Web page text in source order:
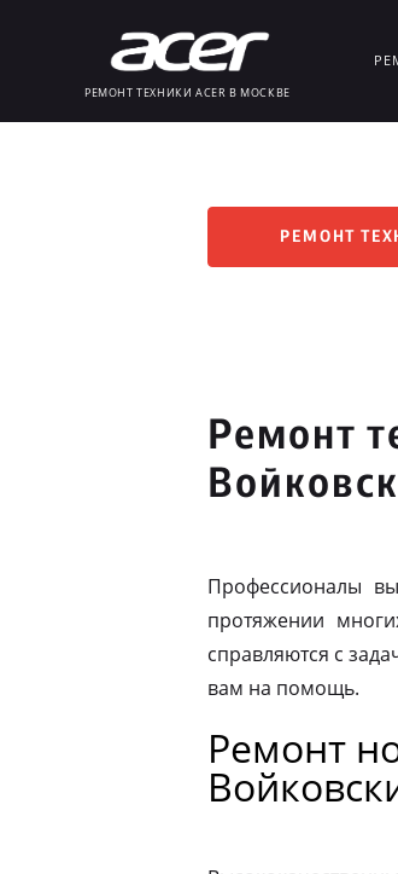
РЕМОНТ ТЕХНИКИ ACER В МОСКВЕ
РЕМОНТ
Ремонт
Профессионалы
протяжении
справляются с
вам на помощь.
Ремонт